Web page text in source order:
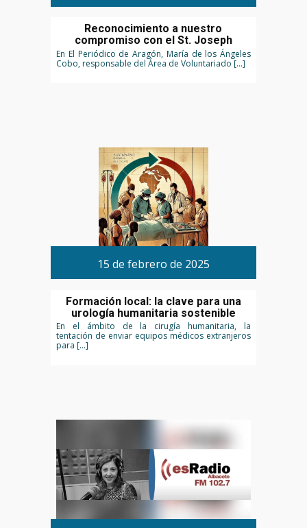
Reconocimiento a nuestro
compromiso con el St. Joseph
En El Periódico de Aragón, María de los Ángeles
Cobo, responsable del Área de Voluntariado […]
15 de febrero de 2025
Formación local: la clave para una
urología humanitaria sostenible
En el ámbito de la cirugía humanitaria, la
tentación de enviar equipos médicos extranjeros
para […]